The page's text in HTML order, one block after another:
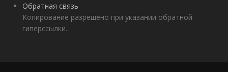
Обратная связь
Копирование разрешено при указании обратной
гиперссылки.